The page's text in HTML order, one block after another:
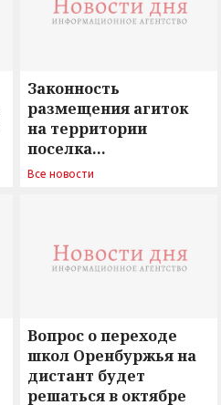
Законность
размещения агиток
на территории
поселка
Новосергиевка
Все новости
Вопрос о переходе
школ Оренбуржья на
дистант будет
решаться в октябре